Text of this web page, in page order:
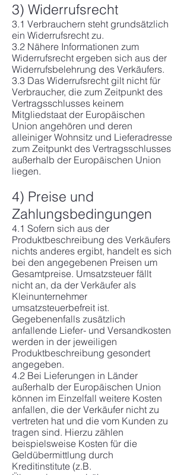
3) Widerrufsrecht
3.1 Verbrauchern steht grundsätzlich
ein Widerrufsrecht zu.
3.2 Nähere Informationen zum
Widerrufsrecht ergeben sich aus der
Widerrufsbelehrung des Verkäufers.
3.3 Das Widerrufsrecht gilt nicht für
Verbraucher, die zum Zeitpunkt des
Vertragsschlusses keinem
Mitgliedstaat der Europäischen
Union angehören und deren
alleiniger Wohnsitz und Lieferadresse
zum Zeitpunkt des Vertragsschlusses
außerhalb der Europäischen Union
liegen.
4) Preise und
Zahlungsbedingungen
4.1 Sofern sich aus der
Produktbeschreibung des Verkäufers
nichts anderes ergibt, handelt es sich
bei den angegebenen Preisen um
Gesamtpreise. Umsatzsteuer fällt
nicht an, da der Verkäufer als
Kleinunternehmer
umsatzsteuerbefreit ist.
Gegebenenfalls zusätzlich
anfallende Liefer- und Versandkosten
werden in der jeweiligen
Produktbeschreibung gesondert
angegeben.
4.2 Bei Lieferungen in Länder
außerhalb der Europäischen Union
können im Einzelfall weitere Kosten
anfallen, die der Verkäufer nicht zu
vertreten hat und die vom Kunden zu
tragen sind. Hierzu zählen
beispielsweise Kosten für die
Geldübermittlung durch
Kreditinstitute (z.B.